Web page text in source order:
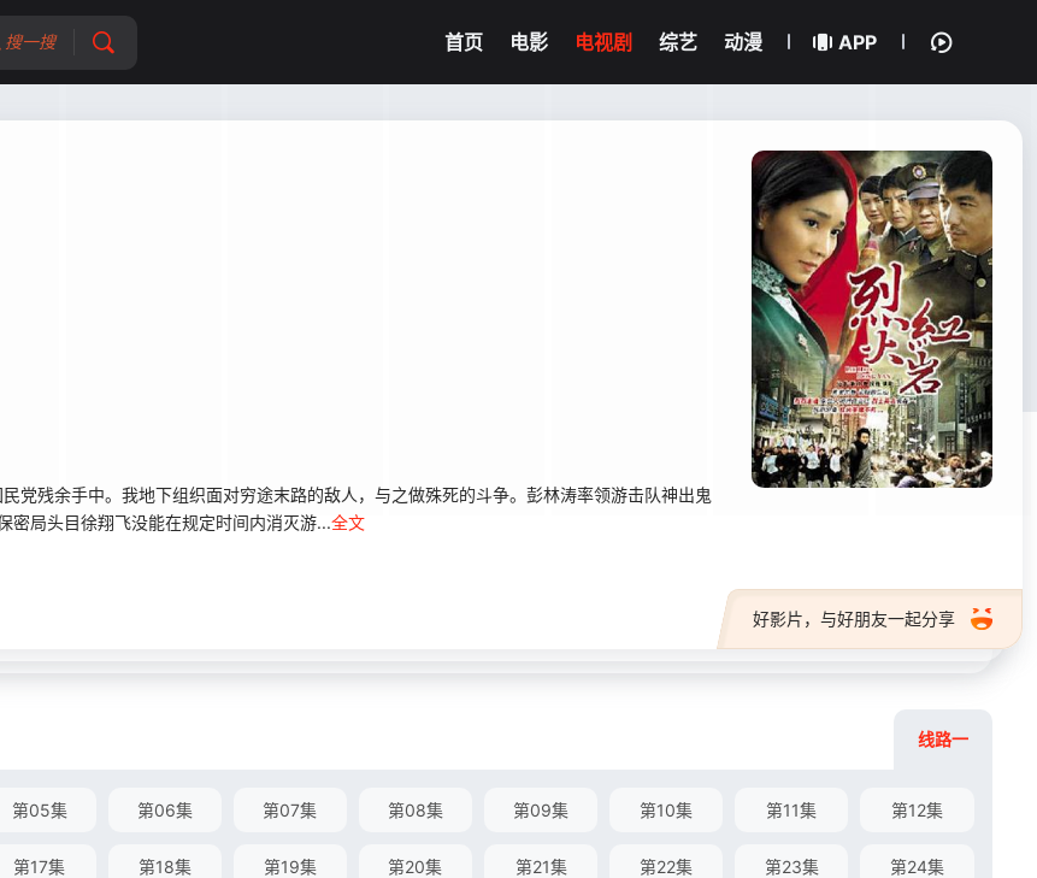
搜一搜 首页 电影 电视剧 综艺 动漫 APP
党残余手中。我地下组织面对穷途末路的敌人，与之做殊死的斗争。彭林涛率领游击队神出鬼
密局头目徐翔飞没能在规定时间内消灭游...全文
好影片，与好朋友一起分享
线路一
第05集 第06集 第07集 第08集 第09集 第10集 第11集 第12集
第17集 第18集 第19集 第20集 第21集 第22集 第23集 第24集